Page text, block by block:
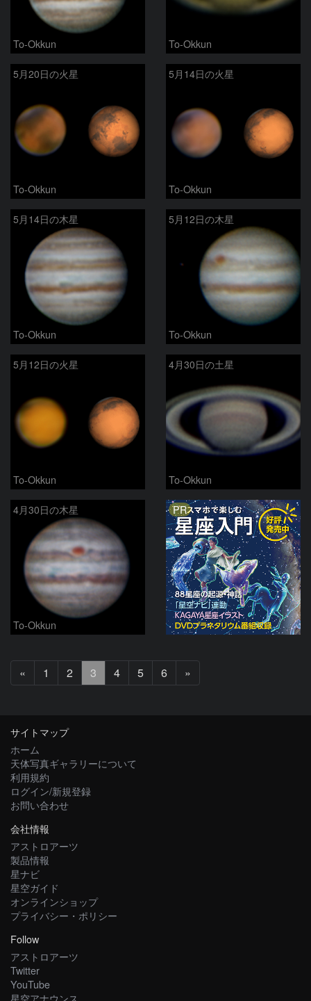
To-Okkun To-Okkun
5月20日の火星
To-Okkun
5月14日の火星
To-Okkun
5月14日の木星
To-Okkun
5月12日の木星
To-Okkun
5月12日の火星
To-Okkun
4月30日の土星
To-Okkun
4月30日の木星
To-Okkun
PR
«
へ
1 2 3 4 5 6 »
へ
サイトマップ
ホーム
天体写真ギャラリーについて
利用規約
ログイン/新規登録
お問い合わせ
会社情報
アストロアーツ
製品情報
星ナビ
星空ガイド
オンラインショップ
プライバシー・ポリシー
Follow
アストロアーツ
Twitter
YouTube
星空アナウンス